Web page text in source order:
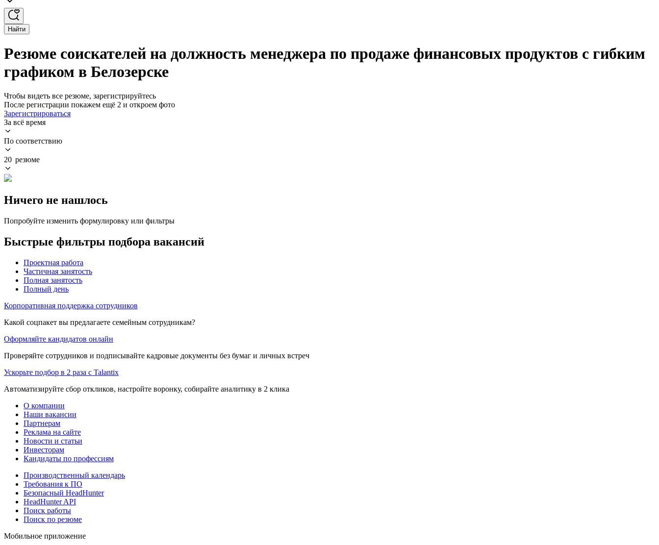
Найти
Резюме соискателей на должность менеджера по продаже финансовых продуктов с гибким
графиком в Белозерске
Чтобы видеть все резюме, зарегистрируйтесь
После регистрации покажем ещё 2 и откроем фото
Зарегистрироваться
За всё время
По соответствию
20 резюме
Ничего не нашлось
Попробуйте изменить формулировку или фильтры
Быстрые фильтры подбора вакансий
Проектная работа
Частичная занятость
Полная занятость
Полный день
Корпоративная поддержка сотрудников
Какой соцпакет вы предлагаете семейным сотрудникам?
Оформляйте кандидатов онлайн
Проверяйте сотрудников и подписывайте кадровые документы без бумаг и личных встреч
Ускорьте подбор в 2 раза с Talantix
Автоматизируйте сбор откликов, настройте воронку, собирайте аналитику в 2 клика
О компании
Наши вакансии
Партнерам
Реклама на сайте
Новости и статьи
Инвесторам
Кандидаты по профессиям
Производственный календарь
Требования к ПО
Безопасный HeadHunter
HeadHunter API
Поиск работы
Поиск по резюме
Мобильное приложение